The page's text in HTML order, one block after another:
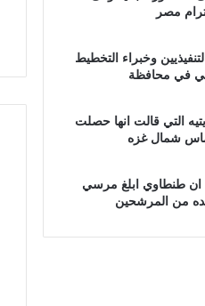
وخبراء التخطيط
في محافظة
التي قالت انها حصلت
شمال غزه
ان طنطاوي ابلغ مرسي
من المرشحين